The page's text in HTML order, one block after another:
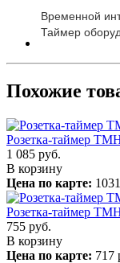
Временной
Таймер
Похожие
Розетка-таймер
1 085 руб.
В корзину
Цена по карте:
Розетка-таймер
755 руб.
В корзину
Цена по карте: 717